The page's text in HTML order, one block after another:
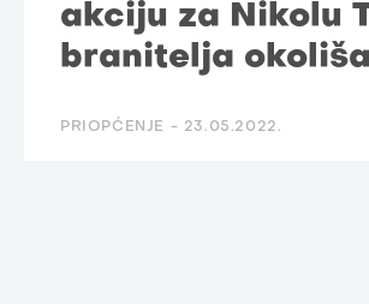
akciju za Nikolu
branitelja okoliša
PRIOPĆENJE - 23.05.2022.